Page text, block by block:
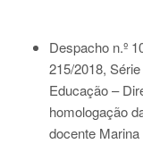
Despacho n.º
215/2018,
Educação –
homologação
docente